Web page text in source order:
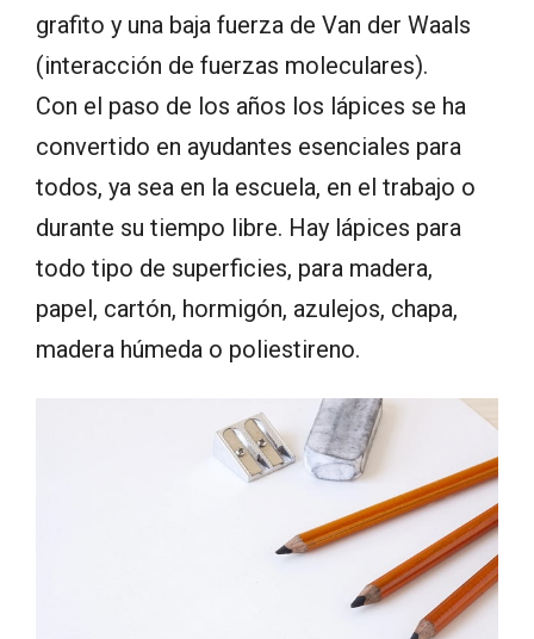
grafito y una baja fuerza de Van der Waals
(interacción de fuerzas moleculares).
Con el paso de los años los lápices se ha
convertido en ayudantes esenciales para
todos, ya sea en la escuela, en el trabajo o
durante su tiempo libre. Hay lápices para
todo tipo de superficies, para madera,
papel, cartón, hormigón, azulejos, chapa,
madera húmeda o poliestireno.